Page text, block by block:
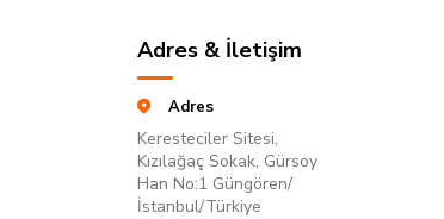
Adres & İletişim
Adres
Keresteciler Sitesi,
Kızılağaç Sokak, Gürsoy
Han No:1 Güngören/
İstanbul/Türkiye